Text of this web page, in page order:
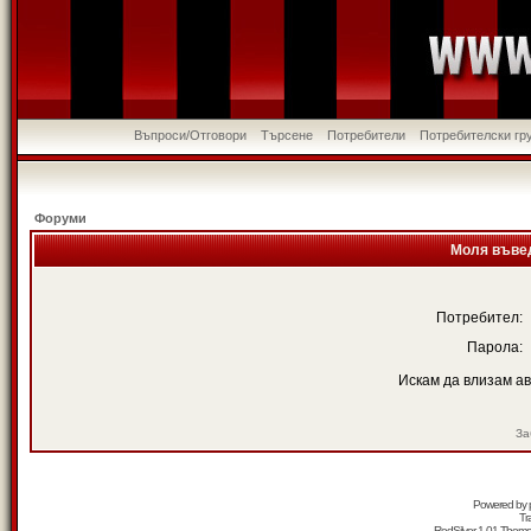
Въпроси/Отговори Търсене Потребители Потребителски
Форуми
Моля
Потребител:
Парола:
Искам да влизам
Powered by